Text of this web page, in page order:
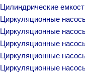
Цилиндрические
Циркуляционные
Циркуляционные
Циркуляционные
Циркуляционные
Циркуляционные